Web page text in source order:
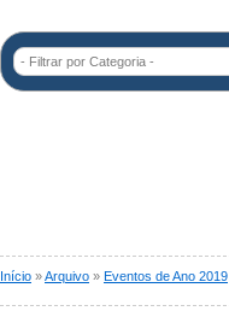
- Filtrar por Categoria -
Início »Arquivo » Eventos de Ano 2019